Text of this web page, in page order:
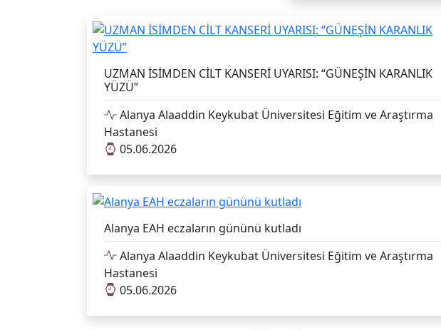
UZMAN İSİMDEN CİLT KANSERİ UYARISI: “GÜNEŞİN KARANLIK
YÜZÜ”
Alanya Alaaddin Keykubat Üniversitesi Eğitim ve Araştırma
Hastanesi
05.06.2026
Alanya EAH eczaların gününü kutladı
Alanya Alaaddin Keykubat Üniversitesi Eğitim ve Araştırma
Hastanesi
05.06.2026